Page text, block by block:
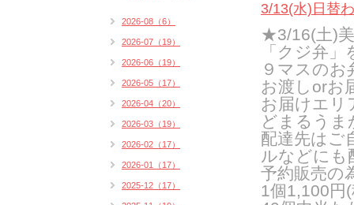
3/13(水)日替
★3/16(土)
「クジ弁
９マスの
お渡しorお
お届けエリ
どまるうま
配達先はご
ルなどにも
予約販売の
1個1,100円 (
2026-08（6）
2026-07（19）
2026-06（19）
2026-05（17）
2026-04（20）
2026-03（19）
2026-02（17）
2026-01（17）
2025-12（17）